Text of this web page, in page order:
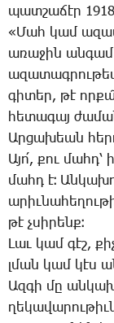
պատ­շա­ճէր
«­Մահ կամ
ա­ռա­ջին
գի­տեր, թէ
հե­տա­գայ
Ար­ցա­խեան
Ա­յո՛, քու
մահդ է։
թէ չսի­րենք։
­Լաւ կամ գէշ,
լման կամ կէս
Ազ­գի մը